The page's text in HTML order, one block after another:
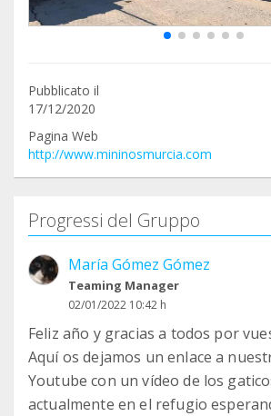
Pubblicato il
17/12/2020
Pagina Web
http://www.mininosmurcia.com
Progressi del Gruppo
María Gómez Gómez
Teaming Manager
02/01/2022 10:42 h
Feliz año y gracias a todos por
Aquí os dejamos un enlace a
Youtube con un vídeo de los
actualmente en el refugio